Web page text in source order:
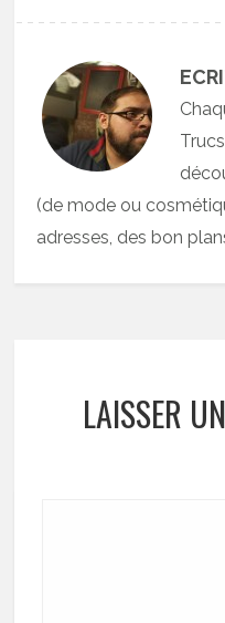
(de mode ou
adresses, des bon
LAISSER